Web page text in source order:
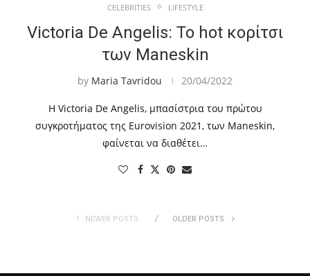
CELEBRITIES LIFESTYLE
Victoria De Angelis: Το hot κορίτσι
των Maneskin
by Maria Tavridou 20/04/2022
Η Victoria De Angelis, μπασίστρια του πρώτου
συγκροτήματος της Eurovision 2021, των Maneskin,
φαίνεται να διαθέτει…
NEWER POSTS OLDER POSTS